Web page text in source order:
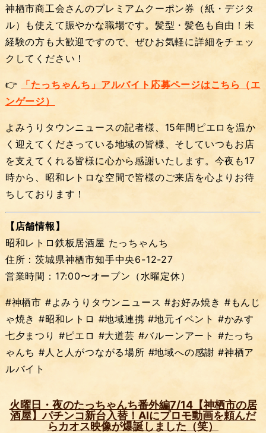
神栖市商工会さんのプレミアムクーポン券（紙・デジタ
ル）も使えて賑やかな職場です。髪型・髪色も自由！未
経験の方も大歓迎ですので、ぜひお気軽に詳細をチェッ
クしてください！
👉
「たっちゃんち」アルバイト応募ページはこちら（エ
ンゲージ）
よみうりタウンニュースの記者様、15年間ピエロを温か
く迎えてくださっている地域の皆様、そしていつもお店
を支えてくれる皆様に心から感謝いたします。今夜も17
時から、昭和レトロな空間で皆様のご来店を心よりお待
ちしております！
【店舗情報】
昭和レトロ鉄板居酒屋 たっちゃんち
住所：茨城県神栖市知手中央6-12-27
営業時間：17:00〜オープン（水曜定休）
#神栖市 #よみうりタウンニュース #お好み焼き #もんじ
ゃ焼き #昭和レトロ #地域連携 #地元イベント #かみす
七夕まつり #ピエロ #大道芸 #バルーンアート #たっち
ゃんち #人と人がつながる場所 #地域への感謝 #神栖ア
ルバイト
火曜日・夜のたっちゃんち番外編7/14【神栖市の居
酒屋】パチンコ新台入替！AIにプロモ動画を頼んだ
らカオス映像が爆誕しました（笑）